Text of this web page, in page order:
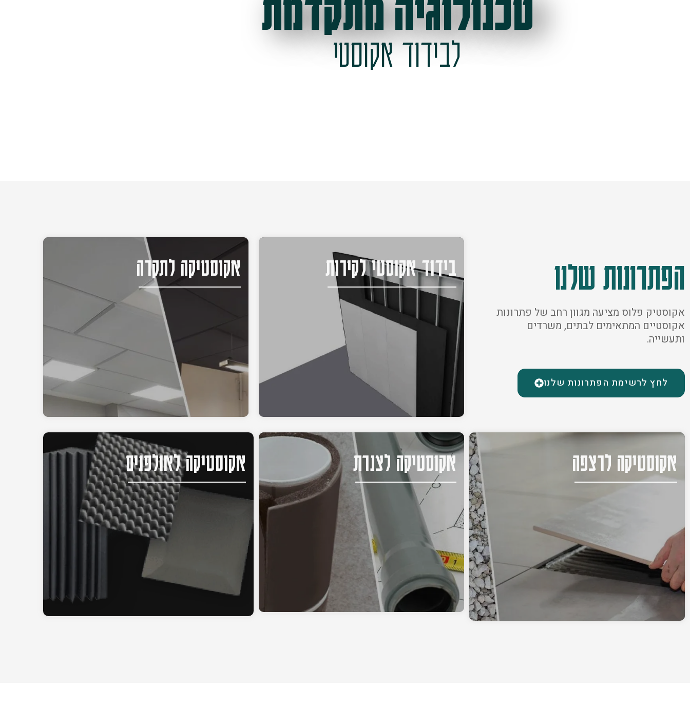
טכנולוגיה מתקדמת
לבידוד אקוסטי
הפתרונות שלנו
אקוסטיק פלוס מציעה מגוון רחב של פתרונות
אקוסטיים המתאימים לבתים, משרדים
ותעשייה.
לחץ לרשימת הפתרונות שלנו
בידוד אקוסטי לקירות אקוסטיקה לתקרה
אקוסטיקה לרצפה אקוסטיקה לצנרת אקוסטיקה לאולפנים